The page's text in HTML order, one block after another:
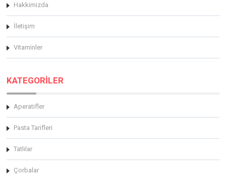
Hakkimizda
İletişim
Vitaminler
KATEGORİLER
Aperatifler
Pasta Tarifleri
Tatlılar
Çorbalar